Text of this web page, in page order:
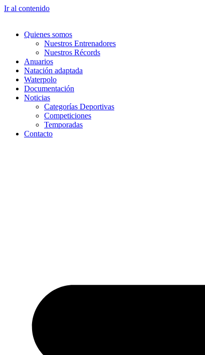
Ir al contenido
Quienes somos
Nuestros Entrenadores
Nuestros Récords
Anuarios
Natación adaptada
Waterpolo
Documentación
Noticias
Categorías Deportivas
Competiciones
Temporadas
Contacto